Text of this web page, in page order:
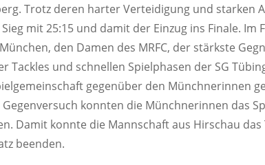
Trotz deren harter Verteidigung und starken
mit 25:15 und damit der Einzug ins Finale. Im
den Damen des MRFC, der stärkste
Tackles und schnellen Spielphasen der SG
gegenüber den Münchnerinnen
konnten die Münchnerinnen das
Damit konnte die Mannschaft aus Hirschau
beenden.